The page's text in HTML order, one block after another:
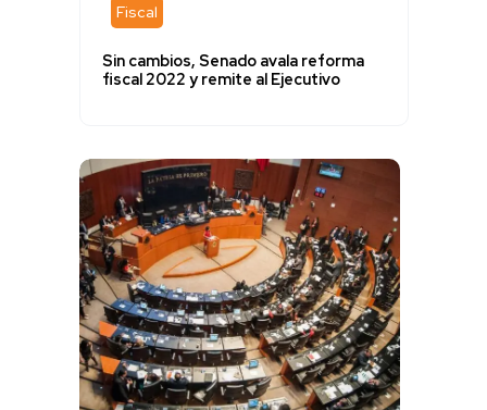
Fiscal
Sin cambios, Senado avala reforma
fiscal 2022 y remite al Ejecutivo